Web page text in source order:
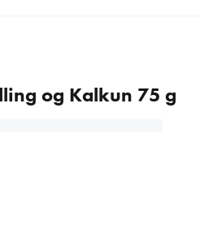
og Kalkun 75 g